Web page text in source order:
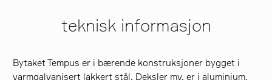
teknisk informasjon
Bytaket Tempus er i bærende konstruksjoner bygget i
varmgalvanisert lakkert stål. Deksler mv. er i aluminium.